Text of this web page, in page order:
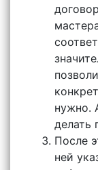
нужно.
делать
После
ней